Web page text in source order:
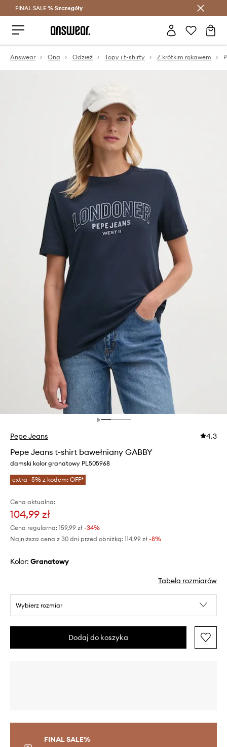
Oszczędzaj z Answear Club >
FINAL SALE % Szczegóły
Answear Ona Odzież Topy i t-shirty Z krótkim rękawem
Pepe Jeans 4.3
Pepe Jeans t-shirt bawełniany GABBY
damski kolor granatowy PL505968
extra -5% z kodem: OFF*
Cena aktualna:
104,99 zł
Cena regularna: 159,99 zł -34%
Najniższa cena z 30 dni przed obniżką: 114,99 zł -8%
Kolor: granatowy
Tabela rozmiarów
Wybierz rozmiar
Dodaj do koszyka
FINAL SALE%